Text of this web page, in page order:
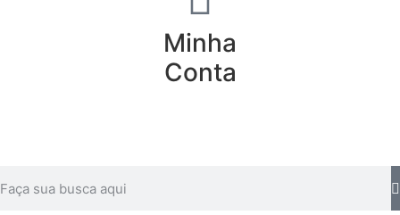
Minha
Conta